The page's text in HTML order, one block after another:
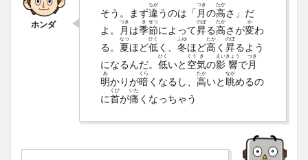
そう。まず違
ちが
うのは「 月
つき
の高
たか
さ」だ
よ。
月
つき
は季
き
節
せつ
によって昇
のぼ
る高
たか
さが変
か
わ
る。 夏
なつ
ほど低
ひく
く、 冬
ふゆ
ほど高
たか
く 昇
のぼ
るよう
になるんだ。 低
ひく
いと 空
くう
気
き
の影
えい
響
きょう
で月
つき
明
あ
かりが暗
くら
くなるし、 高
たか
いと眺
なが
めるの
に首
くび
が痛
いた
くなっちゃう